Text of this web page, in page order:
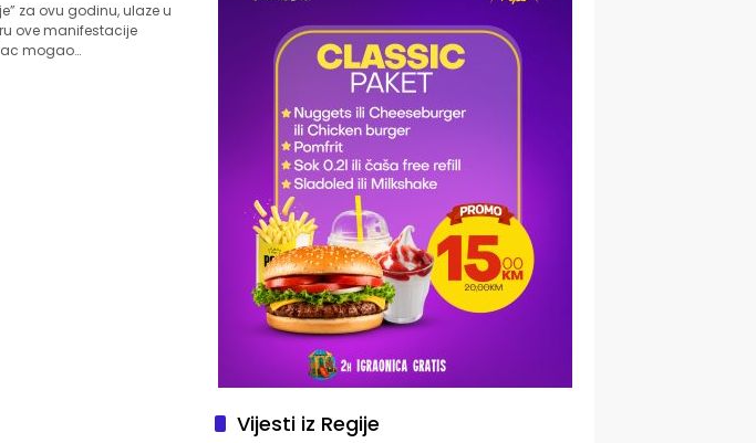
za ovu godinu, ulaze u
ove manifestacije
mogao…
Vijesti iz Regije